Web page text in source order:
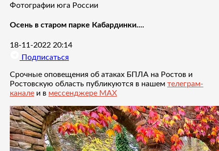
Фотографии юга России
Осень в старом парке Кабардинки....
18-11-2022 20:14
Подписаться
Срочные оповещения об атаках БПЛА на Ростов и
Ростовскую область публикуются в нашем телеграм-
канале и в мессенджере MAX